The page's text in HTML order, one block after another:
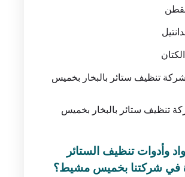
تنظيف ستائر بالبخار بخميس
وأدوات تنظيف الستائر
في شركتنا بخميس مشيط؟